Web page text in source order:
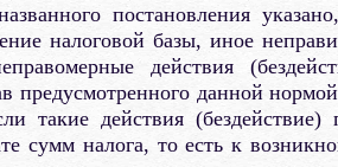
постановления
налоговой базы, иное
действия
предусмотренного данной
такие действия
сумм налога, то есть к